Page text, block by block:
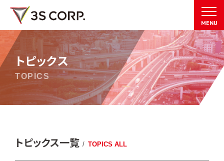
MENU
トピックス
TOPICS
トピックス一覧 / TOPICS ALL